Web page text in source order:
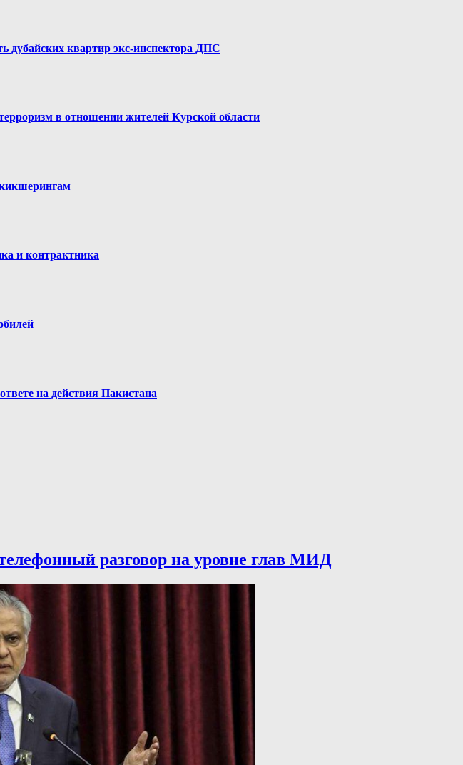
дубайских квартир экс-инспектора ДПС
в отношении жителей Курской области
и контрактника
на действия Пакистана
разговор на уровне глав МИД